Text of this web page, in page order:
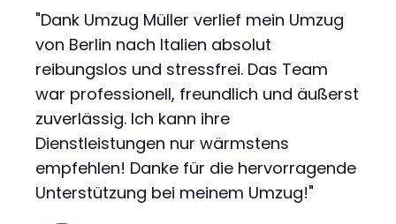
"Dank Umzug Müller verlief mein Umzug
von Berlin nach Italien absolut
reibungslos und stressfrei. Das Team
war professionell, freundlich und äußerst
zuverlässig. Ich kann ihre
Dienstleistungen nur wärmstens
empfehlen! Danke für die hervorragende
Unterstützung bei meinem Umzug!"